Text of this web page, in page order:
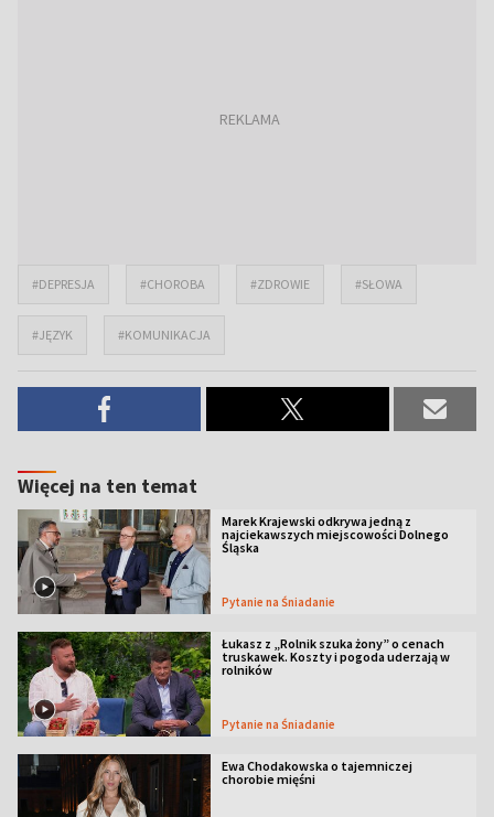
#DEPRESJA #CHOROBA #ZDROWIE #SŁOWA
#JĘZYK #KOMUNIKACJA
Więcej na ten temat
Marek Krajewski odkrywa jedną z
najciekawszych miejscowości Dolnego
Śląska
Pytanie na Śniadanie
Łukasz z „Rolnik szuka żony” o cenach
truskawek. Koszty i pogoda uderzają w
rolników
Pytanie na Śniadanie
Ewa Chodakowska o tajemniczej
chorobie mięśni